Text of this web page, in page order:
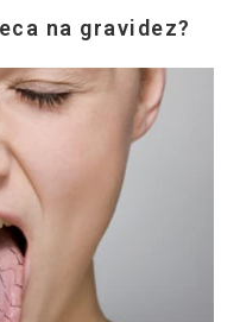
na gravidez?